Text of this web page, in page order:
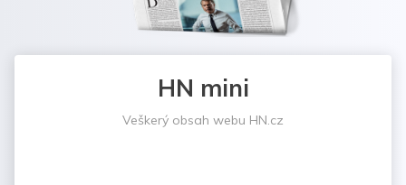
HN mini
Veškerý obsah webu HN.cz